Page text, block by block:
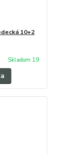
10+2
Skladom 19